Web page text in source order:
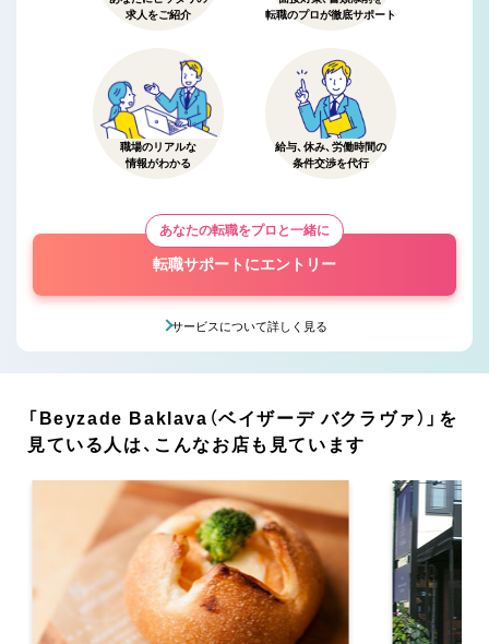
求人をご紹介
転職のプロが徹底サポート
職場のリアルな
情報がわかる
給与、休み、労働時間の
条件交渉を代行
あなたの転職をプロと一緒に
転職サポートにエントリー
サービスについて詳しく見る
「Beyzade Baklava（ベイザーデ バクラヴァ）」を
見ている人は、こんなお店も見ています